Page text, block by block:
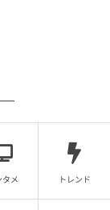
後にのたう
うするんだろ
ましたね」
「ありがと
タメ トレンド